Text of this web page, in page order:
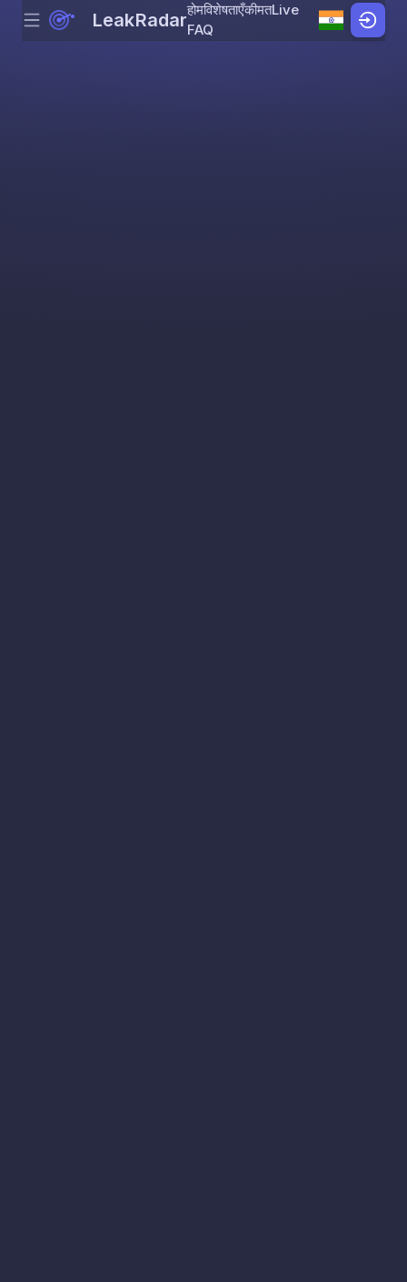
Skip to content
Menu LeakRadarहोमविशेषताएँकीमतLive
FAQ